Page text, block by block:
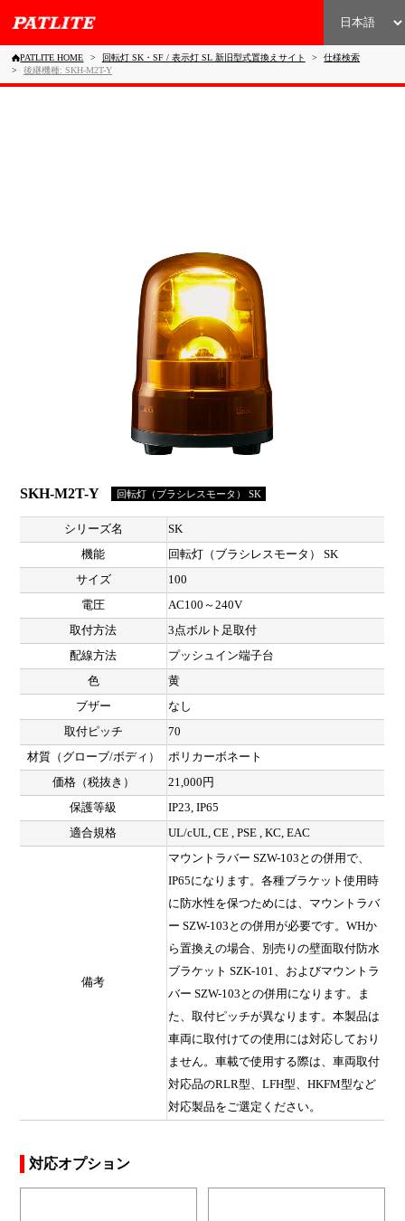
PATLITE HOME 回転灯 SK・SF / 表示灯 SL 新旧型式置換えサイト
仕様検索
後継機種: SKH-M2T-Y
SKH-M2T-Y 回転灯（ブラシレスモータ） SK
シリーズ名
SK
機能
回転灯（ブラシレスモータ） SK
サイズ
100
電圧
AC100～240V
取付方法
3点ボルト足取付
配線方法
プッシュイン端子台
色
黄
ブザー
なし
取付ピッチ
70
材質（グローブ/ボディ）
ポリカーボネート
価格（税抜き）
21,000円
保護等級
IP23, IP65
適合規格
UL/cUL, CE , PSE , KC, EAC
備考
マウントラバー SZW-103との併用で、
IP65になります。各種ブラケット使用時
に防水性を保つためには、マウントラバ
ー SZW-103との併用が必要です。WHか
ら置換えの場合、別売りの壁面取付防水
ブラケット SZK-101、およびマウントラ
バー SZW-103との併用になります。ま
た、取付ピッチが異なります。本製品は
車両に取付けての使用には対応しており
ません。車載で使用する際は、車両取付
対応品のRLR型、LFH型、HKFM型など
対応製品をご選定ください。
対応オプション